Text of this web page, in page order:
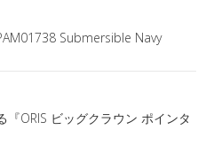
Submersible Navy
ORIS ビッグクラウン ポインタ